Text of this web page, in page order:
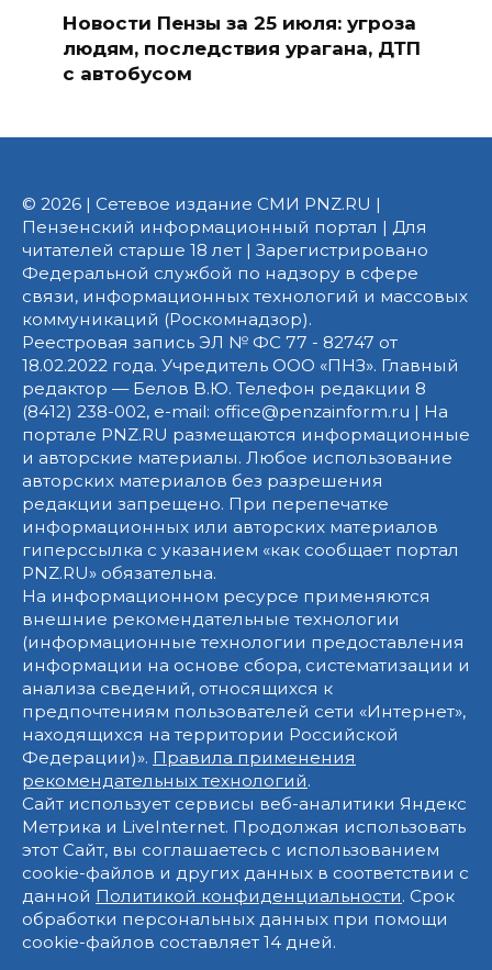
Новости Пензы за 25 июля: угроза
людям, последствия урагана, ДТП
с автобусом
© 2026 | Сетевое издание СМИ PNZ.RU |
Пензенский информационный портал | Для
читателей старше 18 лет | Зарегистрировано
Федеральной службой по надзору в сфере
связи, информационных технологий и массовых
коммуникаций (Роскомнадзор).
Реестровая запись ЭЛ № ФС 77 - 82747 от
18.02.2022 года. Учредитель ООО «ПНЗ». Главный
редактор — Белов В.Ю. Телефон редакции 8
(8412) 238-002, e-mail: office@penzainform.ru | На
портале PNZ.RU размещаются информационные
и авторские материалы. Любое использование
авторских материалов без разрешения
редакции запрещено. При перепечатке
информационных или авторских материалов
гиперссылка с указанием «как сообщает портал
PNZ.RU» обязательна.
На информационном ресурсе применяются
внешние рекомендательные технологии
(информационные технологии предоставления
информации на основе сбора, систематизации и
анализа сведений, относящихся к
предпочтениям пользователей сети «Интернет»,
находящихся на территории Российской
Федерации)». Правила применения
рекомендательных технологий.
Сайт использует сервисы веб-аналитики Яндекс
Метрика и LiveInternet. Продолжая использовать
этот Сайт, вы соглашаетесь с использованием
cookie-файлов и других данных в соответствии с
данной Политикой конфиденциальности. Срок
обработки персональных данных при помощи
cookie-файлов составляет 14 дней.